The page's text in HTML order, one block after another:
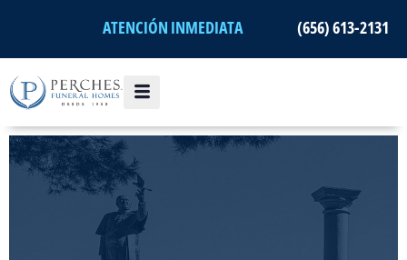
ATENCIÓN INMEDIATA (656) 613-2131